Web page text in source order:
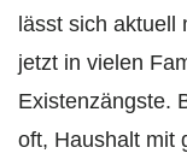
lässt sich aktuell
jetzt in vielen
Existenzängste.
oft, Haushalt mit